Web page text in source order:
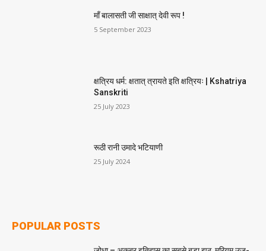
माँ बालासती जी साक्षात् देवी रूप !
5 September 2023
क्षत्रिय धर्म: क्षतात् त्रायते इति क्षत्रियः | Kshatriya
Sanskriti
25 July 2023
रूठी रानी उमादे भटियाणी
25 July 2024
POPULAR POSTS